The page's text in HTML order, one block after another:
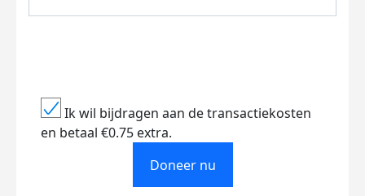
Ik wil bijdragen aan de transactiekosten
en betaal €0.75 extra.
Doneer nu